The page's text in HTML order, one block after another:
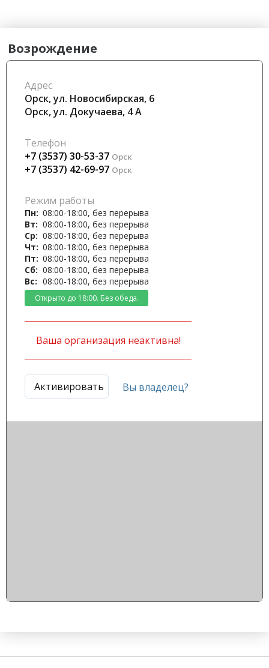
Возрождение
Адрес
Орск, ул. Новосибирская, 6
Орск, ул. Докучаева, 4 А
Телефон
+7 (3537) 30-53-37 Орск
+7 (3537) 42-69-97 Орск
Режим работы
Пн: 08:00-18:00, без перерыва
Вт: 08:00-18:00, без перерыва
Ср: 08:00-18:00, без перерыва
Чт: 08:00-18:00, без перерыва
Пт: 08:00-18:00, без перерыва
Сб: 08:00-18:00, без перерыва
Вс: 08:00-18:00, без перерыва
Открыто до 18:00. Без обеда.
Ваша организация неактивна!
Активировать Вы владелец?